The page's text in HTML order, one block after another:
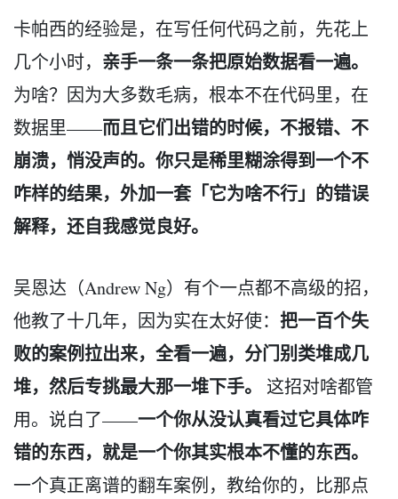
卡帕西的经验是，在写任何代码之前，先花上
几个小时， 亲手一条一条把原始数据看一遍。
为啥？因为大多数毛病，根本不在代码里，在
数据里——而且它们出错的时候，不报错、不
崩溃，悄没声的。你只是稀里糊涂得到一个不
咋样的结果，外加一套「它为啥不行」的错误
解释，还自我感觉良好。
吴恩达（Andrew Ng）有个一点都不高级的招，
他教了十几年，因为实在太好使： 把一百个失
败的案例拉出来，全看一遍，分门别类堆成几
堆，然后专挑最大那一堆下手。
这招对啥都管
用。说白了——一个你从没认真看过它具体咋
错的东西，就是一个你其实根本不懂的东西。
一个真正离谱的翻车案例，教给你的，比那点